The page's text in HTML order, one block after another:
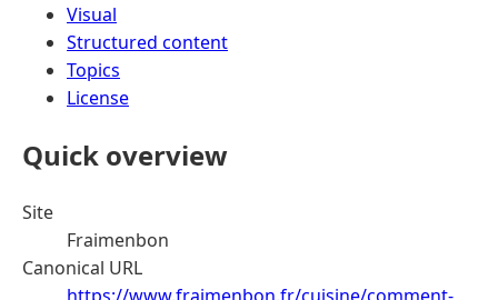
Visual
Structured content
Topics
License
Quick overview
Site
Fraimenbon
Canonical URL